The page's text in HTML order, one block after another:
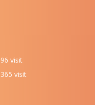
NASIONAL
visit
visit